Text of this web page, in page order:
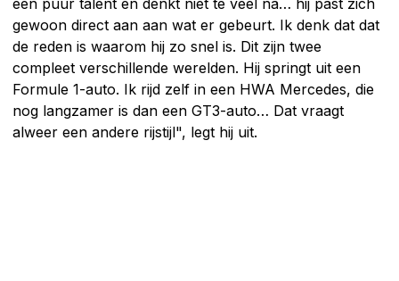
gewoon direct aan aan wat er gebeurt. Ik denk dat dat
de reden is waarom hij zo snel is. Dit zijn twee
compleet verschillende werelden. Hij springt uit een
Formule 1-auto. Ik rijd zelf in een HWA Mercedes, die
nog langzamer is dan een GT3-auto… Dat vraagt
alweer een andere rijstijl", legt hij uit.